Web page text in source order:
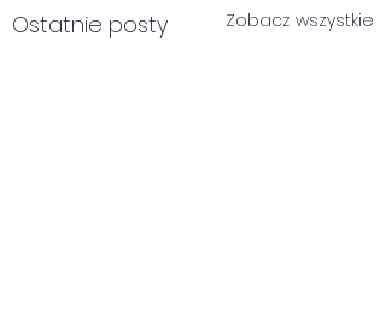
Ostatnie posty Zobacz wszystkie